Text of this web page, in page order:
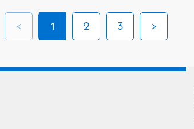
1 2 3